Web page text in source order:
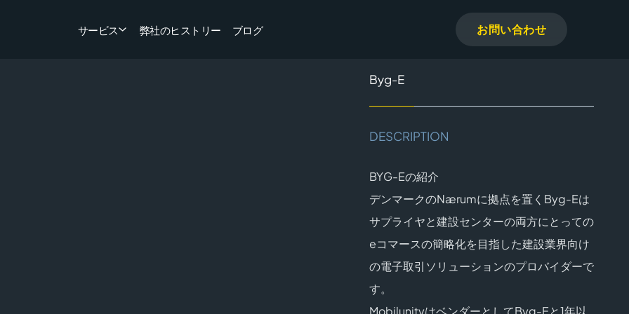
サービス 弊社のヒストリー ブログ お問い合わせ
Byg-E
DESCRIPTION
BYG-Eの紹介
デンマークのNærumに拠点を置くByg-Eは
サプライヤと建設センターの両方にとっての
eコマースの簡略化を目指した建設業界向け
の電子取引ソリューションのプロバイダーで
す。
MobilunityはベンダーとしてByg-Eと1年以